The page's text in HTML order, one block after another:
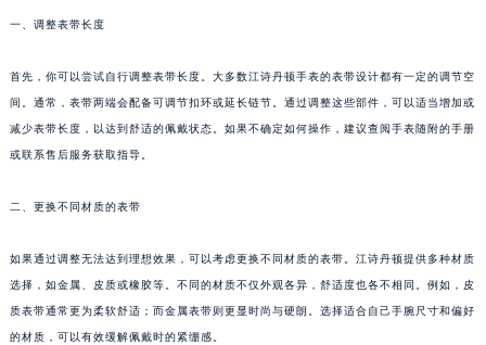
一、调整表带长度
首先，你可以尝试自行调整表带长度。大多数江诗丹顿手表的表带设计都有一定的调节空
间。通常，表带两端会配备可调节扣环或延长链节。通过调整这些部件，可以适当增加或
减少表带长度，以达到舒适的佩戴状态。如果不确定如何操作，建议查阅手表随附的手册
或联系售后服务获取指导。
二、更换不同材质的表带
如果通过调整无法达到理想效果，可以考虑更换不同材质的表带。江诗丹顿提供多种材质
选择，如金属、皮质或橡胶等。不同的材质不仅外观各异，舒适度也各不相同。例如，皮
质表带通常更为柔软舒适；而金属表带则更显时尚与硬朗。选择适合自己手腕尺寸和偏好
的材质，可以有效缓解佩戴时的紧绷感。